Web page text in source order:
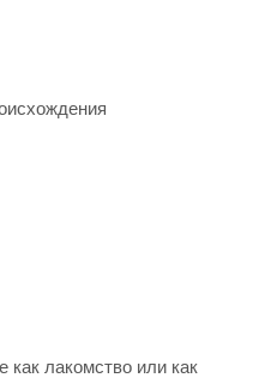
лакомство или как